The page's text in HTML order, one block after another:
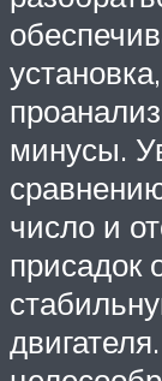
минусы.
число и
присадок